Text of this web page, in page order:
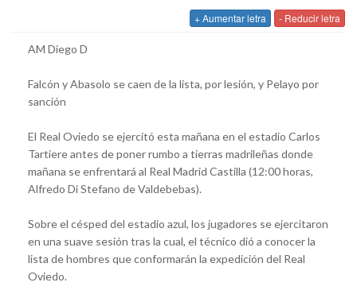
+ Aumentar letra - Reducir letra
AM Diego D
Falcón y Abasolo se caen de la lista, por lesión, y Pelayo por
sanción
El Real Oviedo se ejercitó esta mañana en el estadio Carlos
Tartiere antes de poner rumbo a tierras madrileñas donde
mañana se enfrentará al Real Madrid Castilla (12:00 horas,
Alfredo Di Stefano de Valdebebas).
Sobre el césped del estadio azul, los jugadores se ejercitaron
en una suave sesión tras la cual, el técnico dió a conocer la
lista de hombres que conformarán la expedición del Real
Oviedo.